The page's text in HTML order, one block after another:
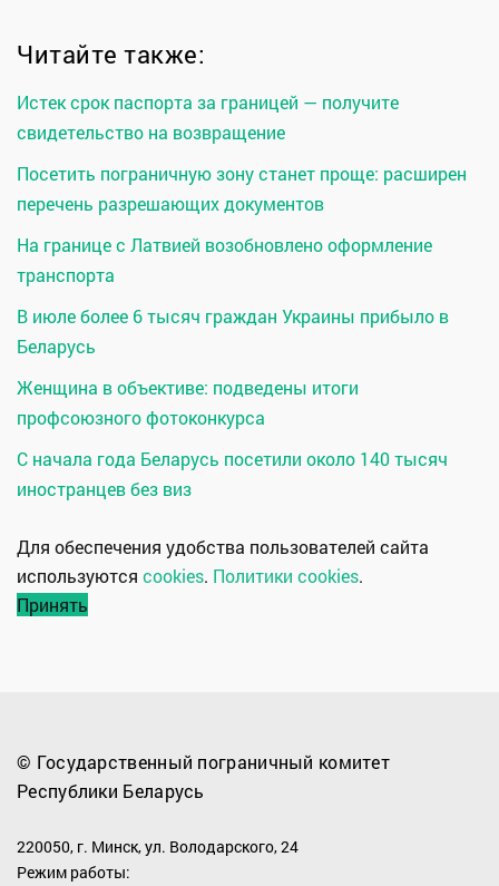
Читайте также:
Истек срок паспорта за границей — получите
свидетельство на возвращение
Посетить пограничную зону станет проще: расширен
перечень разрешающих документов
На границе с Латвией возобновлено оформление
транспорта
В июле более 6 тысяч граждан Украины прибыло в
Беларусь
Женщина в объективе: подведены итоги
профсоюзного фотоконкурса
С начала года Беларусь посетили около 140 тысяч
иностранцев без виз
Для обеспечения удобства пользователей сайта
используются cookies. Политики cookies.
Принять
© Государственный пограничный комитет
Республики Беларусь
220050, г. Минск, ул. Володарского, 24
Режим работы: